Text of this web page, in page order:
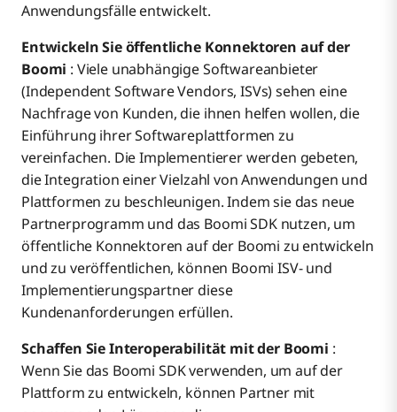
Anwendungsfälle entwickelt.
Entwickeln Sie öffentliche Konnektoren auf der
Boomi : Viele unabhängige Softwareanbieter
(Independent Software Vendors, ISVs) sehen eine
Nachfrage von Kunden, die ihnen helfen wollen, die
Einführung ihrer Softwareplattformen zu
vereinfachen. Die Implementierer werden gebeten,
die Integration einer Vielzahl von Anwendungen und
Plattformen zu beschleunigen. Indem sie das neue
Partnerprogramm und das Boomi SDK nutzen, um
öffentliche Konnektoren auf der Boomi zu entwickeln
und zu veröffentlichen, können Boomi ISV- und
Implementierungspartner diese
Kundenanforderungen erfüllen.
Schaffen Sie Interoperabilität mit der Boomi :
Wenn Sie das Boomi SDK verwenden, um auf der
Plattform zu entwickeln, können Partner mit